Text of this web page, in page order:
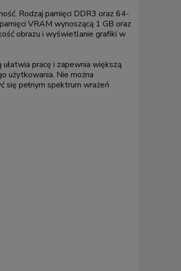
Rodzaj pamięci DDR3 oraz 64-
VRAM wynoszącą 1 GB oraz
obrazu i wyświetlanie grafiki w
pracę i zapewnia większą
użytkowania. Nie można
się pełnym spektrum wrażeń